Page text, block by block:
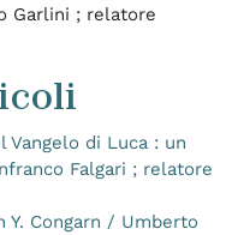
Garlini ; relatore
di Luca : un
Falgari ; relatore
Y. Congarn / Umberto